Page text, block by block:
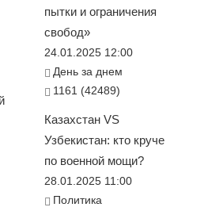
пытки и ограничения
свобод»
24.01.2025 12:00
День за днем
1161 (42489)
Казахстан VS
Узбекистан: кто круче
по военной мощи?
28.01.2025 11:00
Политика